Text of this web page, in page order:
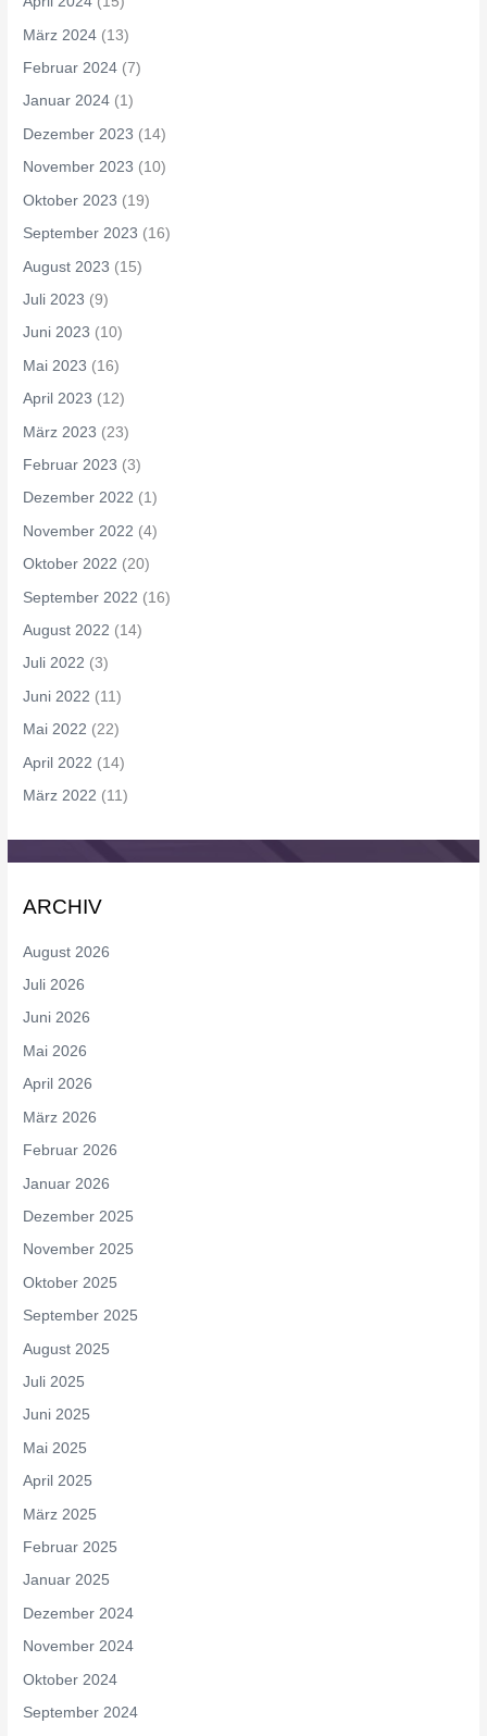
März 2024 (13)
Februar 2024 (7)
Januar 2024 (1)
Dezember 2023 (14)
November 2023 (10)
Oktober 2023 (19)
September 2023 (16)
August 2023 (15)
Juli 2023 (9)
Juni 2023 (10)
Mai 2023 (16)
April 2023 (12)
März 2023 (23)
Februar 2023 (3)
Dezember 2022 (1)
November 2022 (4)
Oktober 2022 (20)
September 2022 (16)
August 2022 (14)
Juli 2022 (3)
Juni 2022 (11)
Mai 2022 (22)
April 2022 (14)
März 2022 (11)
ARCHIV
August 2026
Juli 2026
Juni 2026
Mai 2026
April 2026
März 2026
Februar 2026
Januar 2026
Dezember 2025
November 2025
Oktober 2025
September 2025
August 2025
Juli 2025
Juni 2025
Mai 2025
April 2025
März 2025
Februar 2025
Januar 2025
Dezember 2024
November 2024
Oktober 2024
September 2024